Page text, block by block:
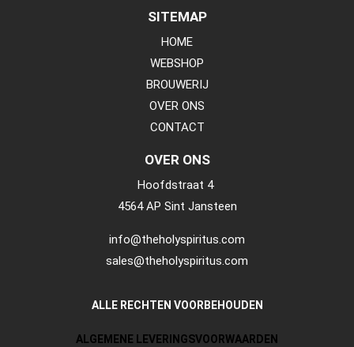
SITEMAP
HOME
WEBSHOP
BROUWERIJ
OVER ONS
CONTACT
OVER ONS
Hoofdstraat 4
4564 AP Sint Jansteen
info@theholyspiritus.com
sales@theholyspiritus.com
ALLE RECHTEN VOORBEHOUDEN
ALGEMENE LEVERINGSVOORWAARDEN